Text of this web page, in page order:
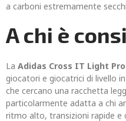
a carboni estremamente
A chi è
La Adidas Cross IT Light Pro
giocatori e giocatrici di livello
che cercano una racchetta
particolarmente adatta a chi
ritmo alto, transizioni rapide e